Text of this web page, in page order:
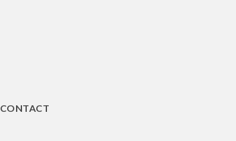
CONTACT